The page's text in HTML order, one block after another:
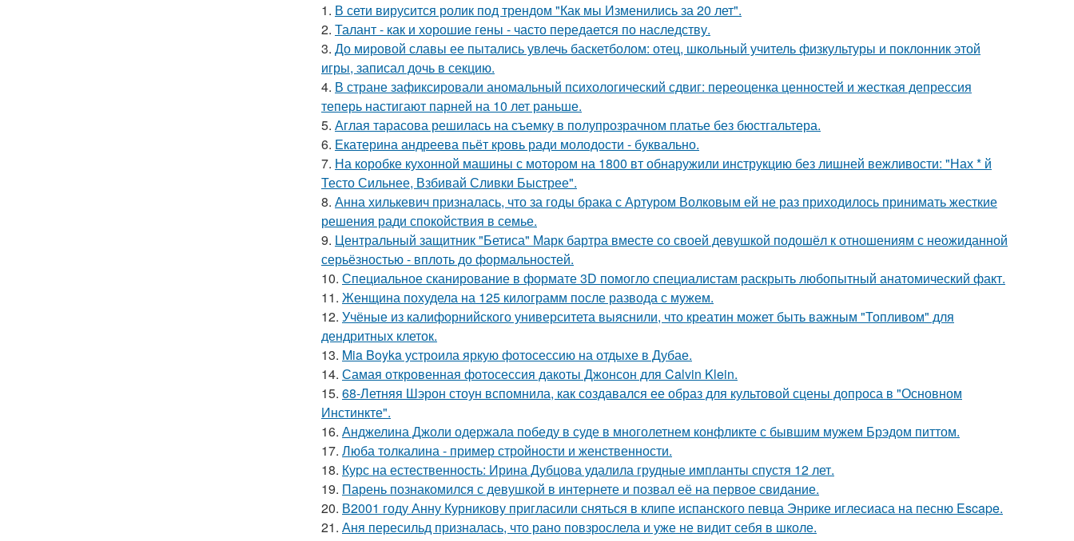
1. В сети вирусится ролик под трендом "Как мы Изменились за 20 лет".
2. Талант - как и хорошие гены - часто передается по наследству.
3. До мировой славы ее пытались увлечь баскетболом: отец, школьный учитель физкультуры и поклонник этой
игры, записал дочь в секцию.
4. В стране зафиксировали аномальный психологический сдвиг: переоценка ценностей и жесткая депрессия
теперь настигают парней на 10 лет раньше.
5. Аглая тарасова решилась на съемку в полупрозрачном платье без бюстгальтера.
6. Екатерина андреева пьёт кровь ради молодости - буквально.
7. На коробке кухонной машины с мотором на 1800 вт обнаружили инструкцию без лишней вежливости: "Нах * й
Тесто Сильнее, Взбивай Сливки Быстрее".
8. Анна хилькевич призналась, что за годы брака с Артуром Волковым ей не раз приходилось принимать жесткие
решения ради спокойствия в семье.
9. Центральный защитник "Бетиса" Марк бартра вместе со своей девушкой подошёл к отношениям с неожиданной
серьёзностью - вплоть до формальностей.
10. Специальное сканирование в формате 3D помогло специалистам раскрыть любопытный анатомический факт.
11. Женщина похудела на 125 килограмм после развода с мужем.
12. Учёные из калифорнийского университета выяснили, что креатин может быть важным "Топливом" для
дендритных клеток.
13. Mia Boyka устроила яркую фотосессию на отдыхе в Дубае.
14. Самая откровенная фотосессия дакоты Джонсон для Calvin Klein.
15. 68-Летняя Шэрон стоун вспомнила, как создавался ее образ для культовой сцены допроса в "Основном
Инстинкте".
16. Анджелина Джоли одержала победу в суде в многолетнем конфликте с бывшим мужем Брэдом питтом.
17. Люба толкалина - пример стройности и женственности.
18. Курс на естественность: Ирина Дубцова удалила грудные импланты спустя 12 лет.
19. Парень познакомился с девушкой в интернете и позвал её на первое свидание.
20. В2001 году Анну Курникову пригласили сняться в клипе испанского певца Энрике иглесиаса на песню Escape.
21. Аня пересильд призналась, что рано повзрослела и уже не видит себя в школе.